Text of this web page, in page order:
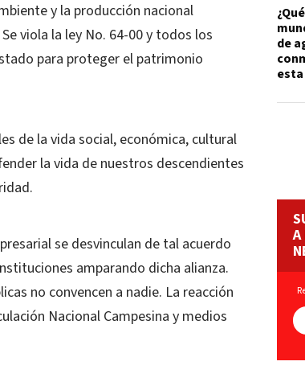
y la producción nacional
viola la ley No. 64-00 y todos los
para proteger el patrimonio
de la vida social, económica, cultural
la vida de nuestros descendientes
se desvinculan de tal acuerdo
amparando dicha alianza.
no convencen a nadie. La reacción
Nacional Campesina y medios
de
A